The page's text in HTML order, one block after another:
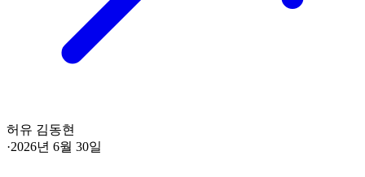
허유 김동현
·2026년 6월 30일